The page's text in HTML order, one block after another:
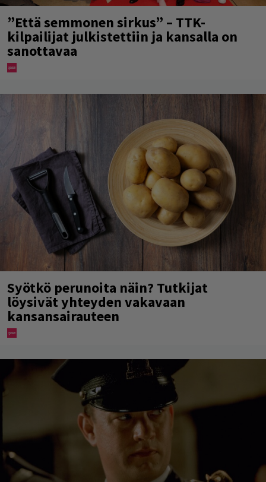
”Että semmonen sirkus” – TTK-
kilpailijat julkistettiin ja kansalla on
sanottavaa
Syötkö perunoita näin? Tutkijat
löysivät yhteyden vakavaan
kansansairauteen